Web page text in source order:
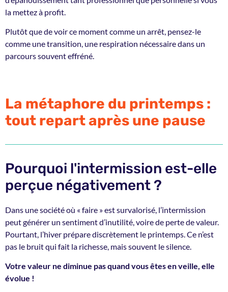
la mettez à profit.
Plutôt que de voir ce moment comme un arrêt, pensez-le
comme une transition, une respiration nécessaire dans un
parcours souvent effréné.
La métaphore du printemps :
tout repart après une pause
Pourquoi l'intermission est-elle
perçue négativement ?
Dans une société où « faire » est survalorisé, l’intermission
peut générer un sentiment d’inutilité, voire de perte de valeur.
Pourtant, l’hiver prépare discrètement le printemps. Ce n’est
pas le bruit qui fait la richesse, mais souvent le silence.
Votre valeur ne diminue pas quand vous êtes en veille, elle
évolue !